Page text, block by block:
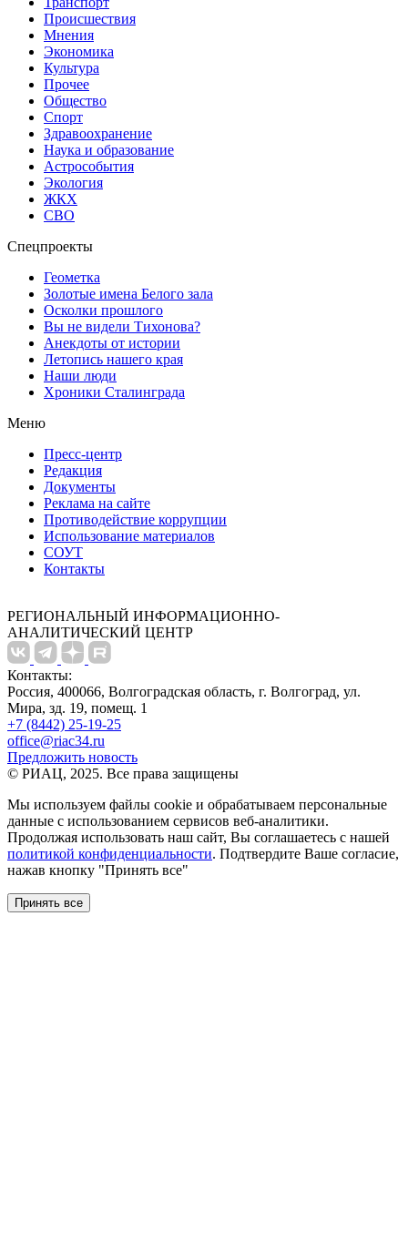
Происшествия
Мнения
Экономика
Культура
Прочее
Общество
Спорт
Здравоохранение
Наука и образование
Астрособытия
Экология
ЖКХ
СВО
Спецпроекты
Геометка
Золотые имена Белого зала
Осколки прошлого
Вы не видели Тихонова?
Анекдоты от истории
Летопись нашего края
Наши люди
Хроники Сталинграда
Меню
Пресс-центр
Редакция
Документы
Реклама на сайте
Противодействие коррупции
Использование материалов
СОУТ
Контакты
РЕГИОНАЛЬНЫЙ ИНФОРМАЦИОННО-
АНАЛИТИЧЕСКИЙ ЦЕНТР
Контакты:
Россия, 400066, Волгоградская область, г. Волгоград, ул.
Мира, зд. 19, помещ. 1
+7 (8442) 25-19-25
office@riac34.ru
Предложить новость
© РИАЦ, 2025. Все права защищены
Мы используем файлы сookie и обрабатываем персональные
данные с использованием сервисов веб-аналитики.
Продолжая использовать наш сайт, Вы соглашаетесь с нашей
политикой конфиденциальности. Подтвердите Ваше согласие,
нажав кнопку "Принять все"
Принять все